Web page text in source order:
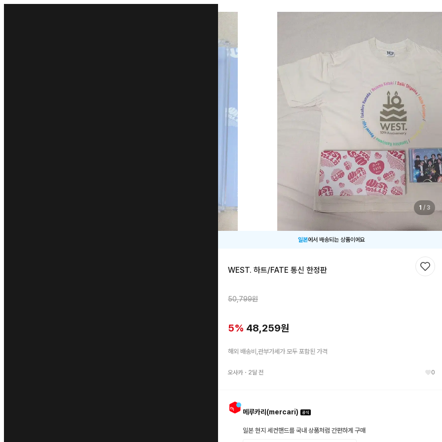
1 / 3
일본에서 배송되는 상품이에요
WEST. 하트/FATE 통신 한정판
50,799원
5% 48,259원
해외 배송비,관부가세가 모두 포함된 가격
오사카・ 2달 전 0
메루카리(mercari)
일본 현지 세컨핸드를 국내 상품처럼 간편하게 구매
찜하